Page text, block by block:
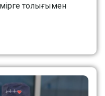
толығымен